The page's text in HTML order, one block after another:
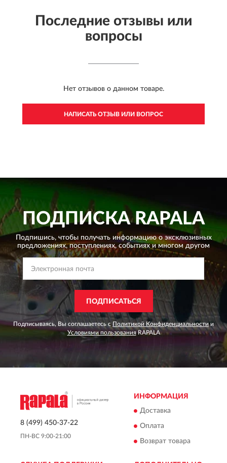
Последние отзывы или
вопросы
Нет отзывов о данном товаре.
НАПИСАТЬ ОТЗЫВ ИЛИ ВОПРОС
ПОДПИСКАRAPALA
Подпишись, чтобы получать информацию о эксклюзивных
предложениях,поступлениях, событиях и многом другом
ПОДПИСАТЬСЯ
Подписываясь, Вы соглашаетесь сПолитикой Конфиденциальности и
Условиями пользованияRAPALA
8 (499) 450-37-22
ПН-ВС 9:00-21:00
ИНФОРМАЦИЯ
Доставка
Оплата
Возврат товара